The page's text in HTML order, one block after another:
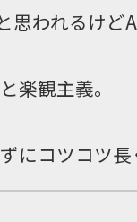
思われるけど
楽観主義。
にコツコツ長